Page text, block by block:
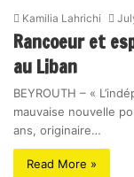
Kamilia Lahrichi
Rancoeur et
au Liban
BEYROUTH – «
mauvaise nouvelle
ans, originaire…
Read More »